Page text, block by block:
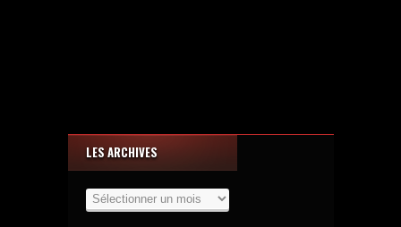
LES ARCHIVES
Archives